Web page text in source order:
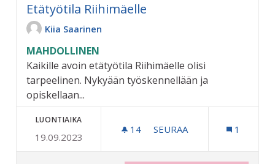
Etätyötila Riihimäelle
Kiia Saarinen
MAHDOLLINEN
Kaikille avoin etätyötila Riihimäelle olisi
tarpeelinen. Nykyään työskennellään ja
opiskellaan...
LUONTIAIKA
19.09.2023
14 14 SEURAAJAA
SEURAA 1